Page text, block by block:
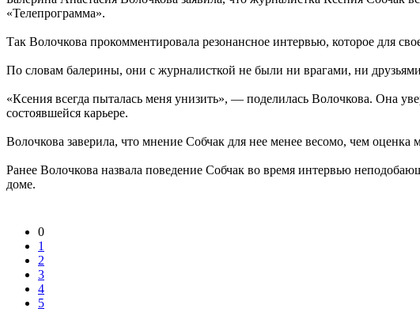
«Телепрограмма».
Так Волочкова прокомментировала резонансное интервью, которое для
По словам балерины, они с журналисткой не были ни врагами, ни
«Ксения всегда пыталась меня унизить», — поделилась Волочкова. Она
состоявшейся карьере.
Волочкова заверила, что мнение Собчак для нее менее весомо, чем
Ранее Волочкова назвала поведение Собчак во время интервью
доме.
0
1
2
3
4
5